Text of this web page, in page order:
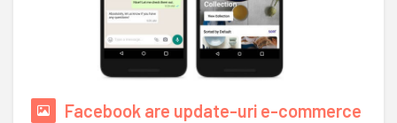
Facebook are update-uri e-commerce